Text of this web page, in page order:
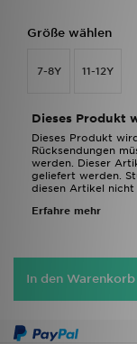
Größe wählen
7-8Y 11-12Y
Dieses Produkt
Dieses Produkt
Rücksendungen
werden. Dieser
geliefert werden.
diesen Artikel nicht
Erfahre mehr
In den Warenkorb